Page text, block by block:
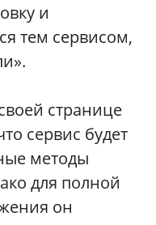
и
тем сервисом,
странице
сервис будет
методы
для полной
он